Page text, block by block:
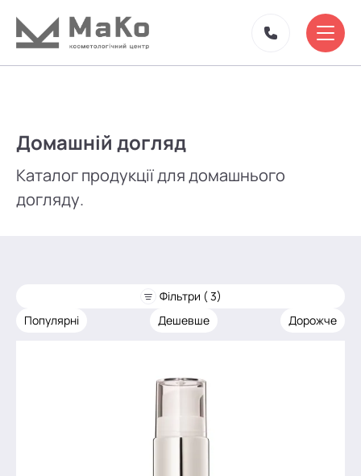
Домашній догляд
Каталог продукції для домашнього
догляду.
Фільтри ( 3)
Популярні
Дешевше Дорожче